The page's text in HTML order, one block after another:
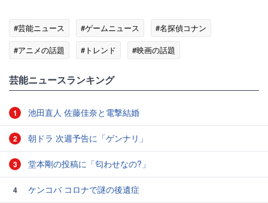
#芸能ニュース #ゲームニュース
#名探偵コナン
#アニメの話題
#トレンド #映画の話題
芸能ニュースランキング
1 池田直人 佐藤佳奈と電撃結婚
2 朝ドラ 次週予告に「ゲンナリ」
3 堂本剛の投稿に「匂わせなの?」
4 ケンコバ コロナで謎の後遺症